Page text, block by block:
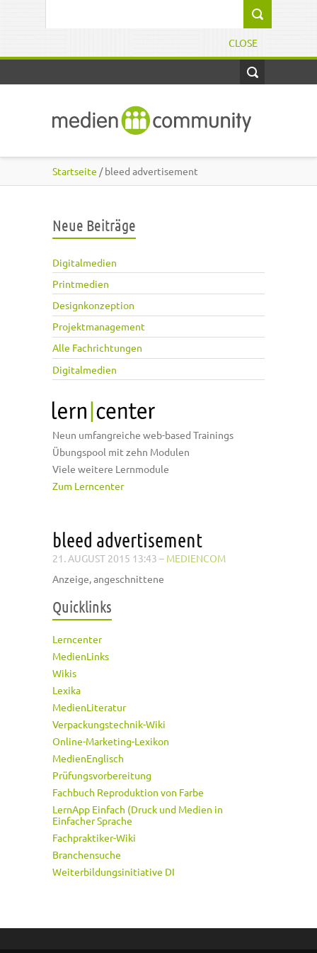
CLOSE
Startseite / bleed advertisement
Neue Beiträge
Digitalmedien
Printmedien
Designkonzeption
Projektmanagement
Alle Fachrichtungen
Digitalmedien
Neun umfangreiche web-based Trainings
Übungspool mit zehn Modulen
Viele weitere Lernmodule
Zum Lerncenter
bleed advertisement
21. AUGUST 2015 13:43 – MEDIENCOM
Anzeige, angeschnittene
Quicklinks
Lerncenter
MedienLinks
Wikis
Lexika
MedienLiteratur
Verpackungstechnik-Wiki
Online-Marketing-Lexikon
MedienEnglisch
Prüfungsvorbereitung
Fachbuch Reproduktion von Farbe
LernApp Einfach (Druck und Medien in
Einfacher Sprache
Fachpraktiker-Wiki
Branchensuche
Weiterbildungsinitiative DI